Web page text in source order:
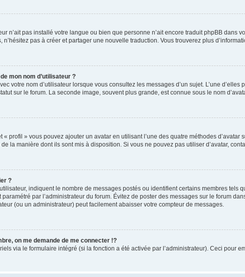
n’ait pas installé votre langue ou bien que personne n’ait encore traduit phpBB dans
n’hésitez pas à créer et partager une nouvelle traduction. Vous trouverez plus
mon nom d’utilisateur ?
votre nom d’utilisateur lorsque vous consultez les messages d’un sujet. L’une
sur le forum. La seconde image, souvent plus grande, est connue sous le nom
« profil » vous pouvez ajouter un avatar en utilisant l’une des quatre méthodes d’avatar
la manière dont ils sont mis à disposition. Si vous ne pouvez pas utiliser d’avatar,
?
indiquent le nombre de messages postés ou identifient certains membres
par l’administrateur du forum. Évitez de poster des messages sur le forum
(ou un administrateur) peut facilement abaisser votre compteur de messages.
on me demande de me connecter !?
via le formulaire intégré (si la fonction a été activée par l’administrateur). Ceci pour